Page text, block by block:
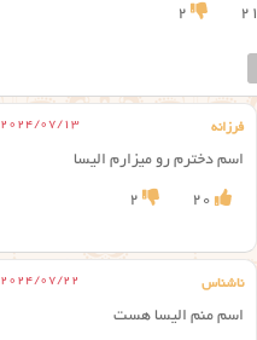
21
2
فرزانه 2024/07/13 در 01:55
اسم دخترم رو میزارم الیسا
20
2
ناشناس 2024/07/22 در 19:15
اسم منم الیسا هست